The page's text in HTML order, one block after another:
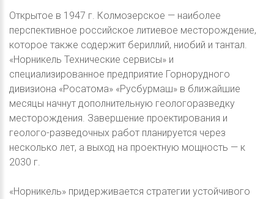
Открытое в 1947 г. Колмозерское — наиболее
перспективное российское литиевое месторождение,
которое также содержит бериллий, ниобий и тантал.
«Норникель Технические сервисы» и
специализированное предприятие Горнорудного
дивизиона «Росатома» «Русбурмаш» в ближайшие
месяцы начнут дополнительную геологоразведку
месторождения. Завершение проектирования и
геолого-разведочных работ планируется через
несколько лет, а выход на проектную мощность — к
2030 г.
«Норникель» придерживается стратегии устойчивого